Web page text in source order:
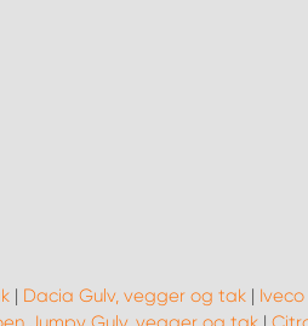
| Dacia Gulv, vegger og tak |